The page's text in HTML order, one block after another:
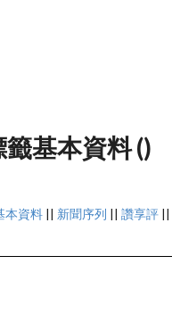
基本資料 ()
本資料 || 新聞序列 || 讚享評 ||